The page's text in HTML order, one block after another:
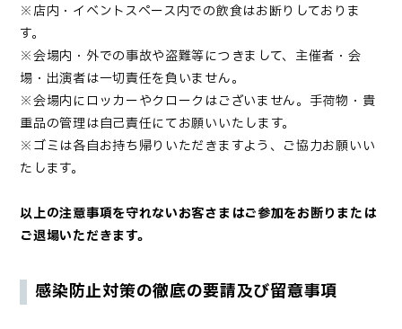
※店内・イベントスペース内での飲食はお断りしておりま
す。
※会場内・外での事故や盗難等につきまして、主催者・会
場・出演者は一切責任を負いません。
※会場内にロッカーやクロークはございません。手荷物・貴
重品の管理は自己責任にてお願いいたします。
※ゴミは各自お持ち帰りいただきますよう、ご協力お願いい
たします。
以上の注意事項を守れないお客さまはご参加をお断りまたは
ご退場いただきます。
感染防止対策の徹底の要請及び留意事項